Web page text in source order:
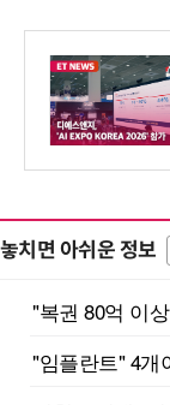
놓치면 아쉬운 정보